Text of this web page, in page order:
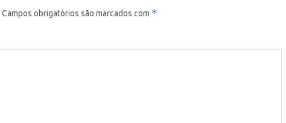
Campos obrigatórios são marcados com *